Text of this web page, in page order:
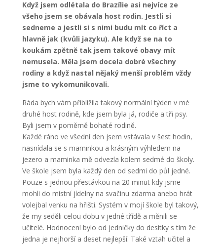
Když jsem odlétala do Brazílie asi nejvíce ze
všeho jsem se obávala host rodin. Jestli si
sedneme a jestli si s nimi budu mít co říct a
hlavně jak (kvůli jazyku). Ale když se na to
koukám zpětně tak jsem takové obavy mít
nemusela. Měla jsem docela dobré všechny
rodiny a když nastal nějaký menší problém vždy
jsme to vykomunikovali.
Ráda bych vám přiblížila takový normální týden v mé
druhé host rodině, kde jsem byla já, rodiče a tři psy.
Byli jsem v poměrně bohaté rodině.
Každé ráno ve všední den jsem vstávala v šest hodin,
nasnídala se s maminkou a krásným výhledem na
jezero a maminka mě odvezla kolem sedmé do školy.
Ve škole jsem byla každý den od sedmi do půl jedné.
Pouze s jednou přestávkou na 20 minut kdy jsme
mohli do místní jídelny na svačinu zdarma anebo hrát
volejbal venku na hřišti. Systém v mojí škole byl takový,
že my seděli celou dobu v jedné třídě a měnili se
učitelé. Hodnocení bylo od jedničky do desítky s tím že
jedna je nejhorší a deset nejlepší. Také vztah učitel a